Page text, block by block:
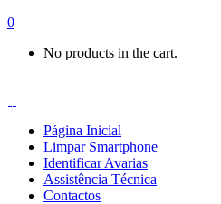
0
No products in the cart.
Página Inicial
Limpar Smartphone
Identificar Avarias
Assistência Técnica
Contactos